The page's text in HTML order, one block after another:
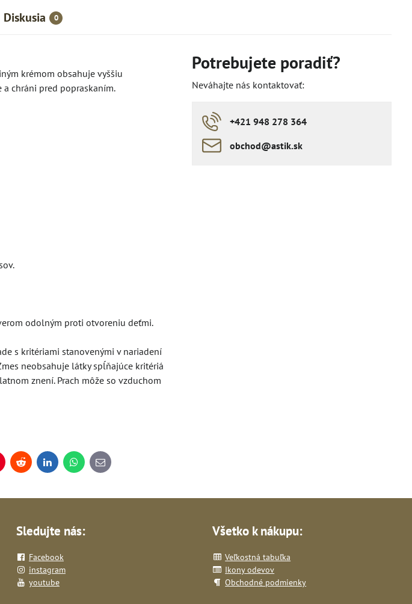
Diskusia 0
krémom obsahuje vyššiu
chráni pred popraskaním.
odolným proti otvoreniu deťmi.
s kritériami stanovenými v nariadení
neobsahuje látky spĺňajúce kritériá
znení. Prach môže so vzduchom
Potrebujete poradiť?
Neváhajte nás kontaktovať:
+421 948 278 364
obchod​​@astik​​.sk
RedditLinkedInWhatsApp
E-
mail
Sledujte nás:
Facebook
instagram
youtube
Všetko k nákupu:
Veľkostná tabuľka
Ikony odevov
Obchodné podmienky